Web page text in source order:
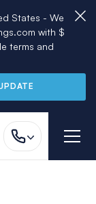
States - We
with $
terms and